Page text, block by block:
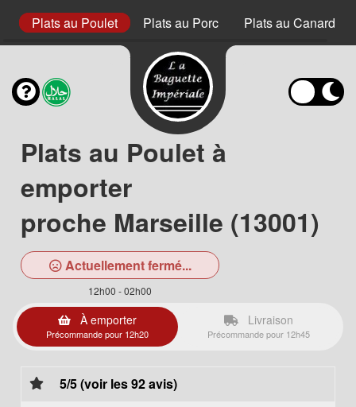
Plats au Poulet Plats au Porc Plats au Canard
Plats au Poulet à
emporter
proche Marseille (13001)
Actuellement fermé...
12h00 - 02h00
À emporter
Précommande pour 12h20
Livraison
Précommande pour 12h45
5/5 (voir les 92 avis)